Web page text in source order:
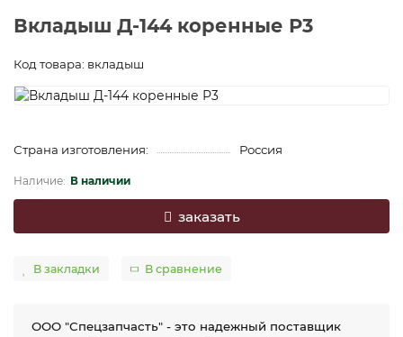
Вкладыш Д-144 коренные Р3
Код товара: вкладыш
Страна изготовления: Россия
В наличии
заказать
В закладки В сравнение
ООО "Спецзапчасть" - это надежный поставщик